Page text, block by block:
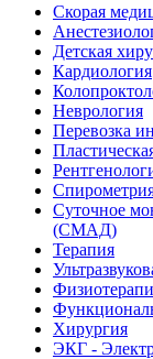
Скорая
Детская
Кардиология
Неврология
Перевозка
Суточное
(СМАД)
Терапия
Хирургия
ЭКГ -